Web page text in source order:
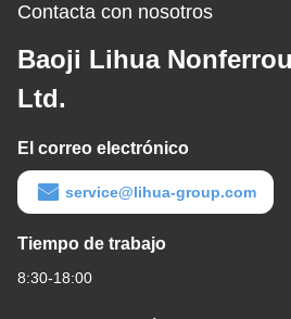
Contacta con nosotros
Baoji Lihua
Ltd.
El correo electrónico
service@lihua-group.com
Tiempo de trabajo
8:30-18:00